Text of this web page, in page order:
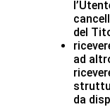
del
ad
da